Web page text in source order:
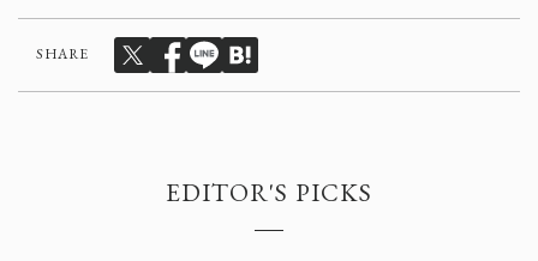
SHARE
EDITOR'S PICKS